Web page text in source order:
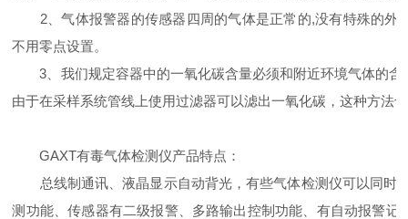
2、气体报警器的传感器四周的气体是正常的,没有特殊的外
不用零点设置。
3、我们规定容器中的一氧化碳含量必须和附近环境气体的含
由于在采样系统管线上使用过滤器可以滤出一氧化碳，这种方法
GAXT有毒气体检测仪产品特点：
总线制通讯、液晶显示自动背光，有些气体检测仪可以同时
测功能、传感器有二级报警、多路输出控制功能、有自动报警